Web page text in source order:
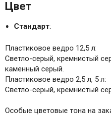
Цвет
Стандарт:
Пластиковое ведро 12,5 л:
Светло-серый, кремнистый
каменный серый.
Пластиковое ведро 2,5 л, 5 л:
Светло-серый, кремнистый
Особые цветовые тона на